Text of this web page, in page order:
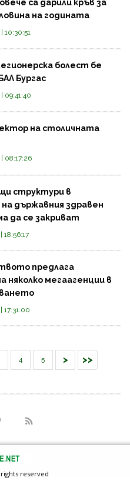
са дарили кръв за
на годината
10:30:51
болест бе
Бургас
09:41:40
на столичната
08:17:26
структури в
държавния здравен
да се закриват
18:56:17
предлага
няколко мегаагенции в
17:31:00
4 5 > >>
rights reserved